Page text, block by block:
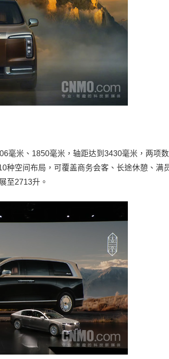
米、1850毫米，轴距达到3430毫米，两项数
种空间布局，可覆盖商务会客、长途休憩、满
至2713升。